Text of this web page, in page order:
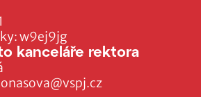
w9ej9jg
kanceláře rektora